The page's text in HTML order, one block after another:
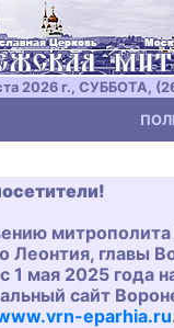
2026 г., СУББОТА,
Леонтия, главы
1 мая 2025 года
сайт
eparhia.ru